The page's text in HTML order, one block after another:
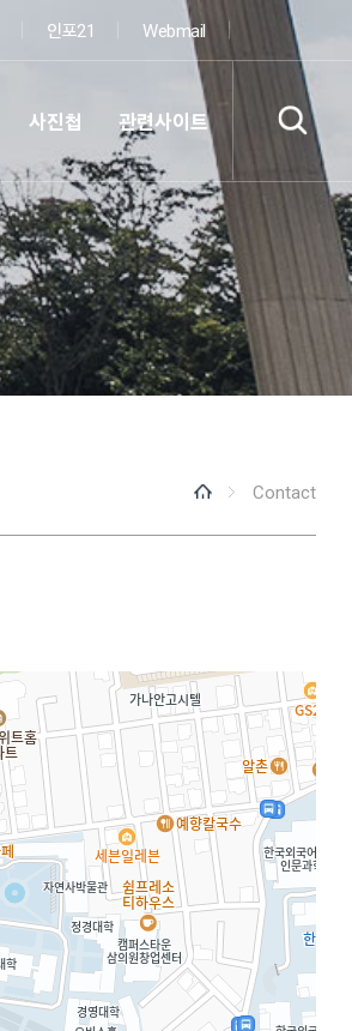
인포21 Webmail
사진첩 관련사이트
Contact